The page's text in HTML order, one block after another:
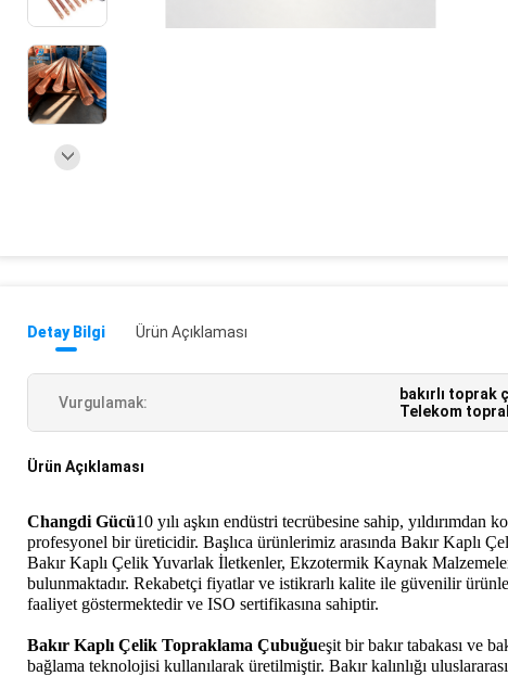
Detay Bilgi Ürün Açıklaması
Vurgulamak: bakırlı toprak
Telekom
Ürün Açıklaması
Changdi Gücü10 yılı aşkın endüstri tecrübesine sahip,
profesyonel bir üreticidir. Başlıca ürünlerimiz arasında Bakır Kaplı
Bakır Kaplı Çelik Yuvarlak İletkenler, Ekzotermik Kaynak
bulunmaktadır. Rekabetçi fiyatlar ve istikrarlı kalite ile güvenilir
faaliyet göstermektedir ve ISO sertifikasına sahiptir.
Bakır Kaplı Çelik Topraklama Çubuğueşit bir bakır tabakası ve
bağlama teknolojisi kullanılarak üretilmiştir. Bakır kalınlığı